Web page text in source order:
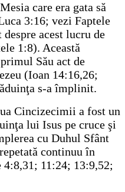
care era gata să
3:16; vezi Faptele
acest lucru de
1:8). Această
Său act de
(Ioan 14:16,26;
s-a împlinit.
Cincizecimii a fost un
lui Isus pe cruce şi
cu Duhul Sfânt
continuu în
11:24; 13:9,52;